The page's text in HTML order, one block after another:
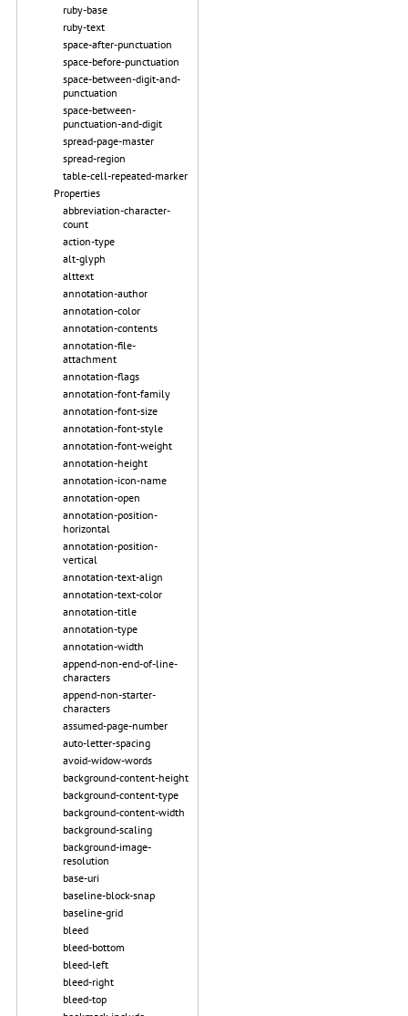
ruby-base
ruby-text
space-after-punctuation
space-before-punctuation
space-between-digit-and-
punctuation
space-between-
punctuation-and-digit
spread-page-master
spread-region
table-cell-repeated-marker
Properties
abbreviation-character-
count
action-type
alt-glyph
alttext
annotation-author
annotation-color
annotation-contents
annotation-file-
attachment
annotation-flags
annotation-font-family
annotation-font-size
annotation-font-style
annotation-font-weight
annotation-height
annotation-icon-name
annotation-open
annotation-position-
horizontal
annotation-position-
vertical
annotation-text-align
annotation-text-color
annotation-title
annotation-type
annotation-width
append-non-end-of-line-
characters
append-non-starter-
characters
assumed-page-number
auto-letter-spacing
avoid-widow-words
background-content-height
background-content-type
background-content-width
background-scaling
background-image-
resolution
base-uri
baseline-block-snap
baseline-grid
bleed
bleed-bottom
bleed-left
bleed-right
bleed-top